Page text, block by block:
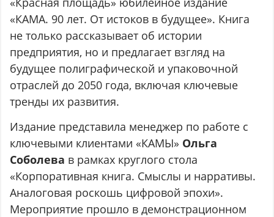
«КАМА. 90 лет. От истоков в будущее». Книга
не только рассказывает об истории
предприятия, но и предлагает взгляд на
будущее полиграфической и упаковочной
отраслей до 2050 года, включая ключевые
тренды их развития.
Издание представила менеджер по работе с
ключевыми клиентами «КАМЫ» Ольга
Соболева в рамках круглого стола
«Корпоративная книга. Смыслы и нарративы.
Аналоговая роскошь цифровой эпохи».
Мероприятие прошло в демонстрационном